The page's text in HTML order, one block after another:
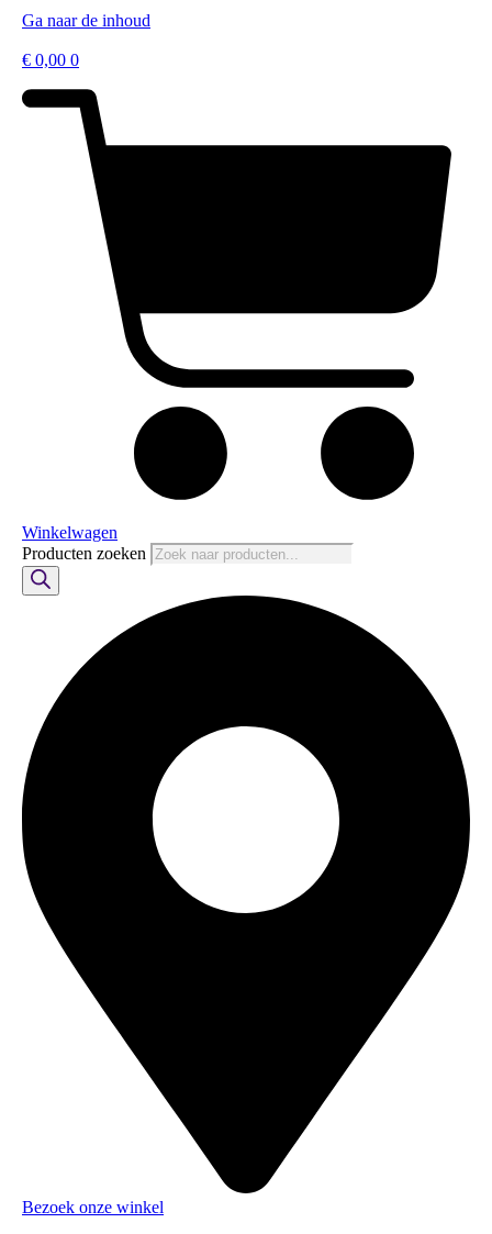
Ga naar de inhoud
€ 0,00 0
Winkelwagen
Producten zoeken
Bezoek onze winkel